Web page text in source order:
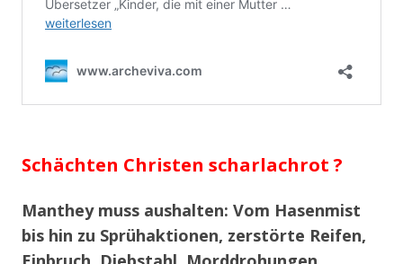
Schächten Christen scharlachrot ?
Manthey muss aushalten: Vom Hasenmist
bis hin zu Sprühaktionen, zerstörte Reifen,